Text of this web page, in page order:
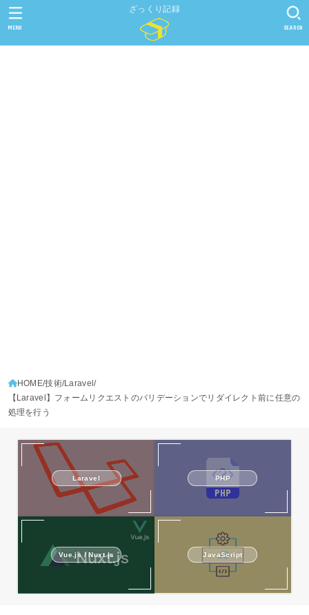
ざっくり記録
SEARCH
MENU
HOME 技術 Laravel
【Laravel】フォームリクエストのバリデーションでリダイレクト前に任意の
処理を行う
Laravel PHP
Vue.js / Nuxt.js JavaScript